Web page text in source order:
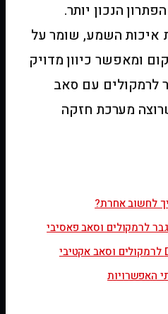
הנכון יותר.
איכות השמע, שומר על
ומאפשר כיוון מדויק
לרמקולים עם סאב
מערכת חזקה
לחשוב אחרת?
לרמקולים וסאב פאסיבי
האפשרויות